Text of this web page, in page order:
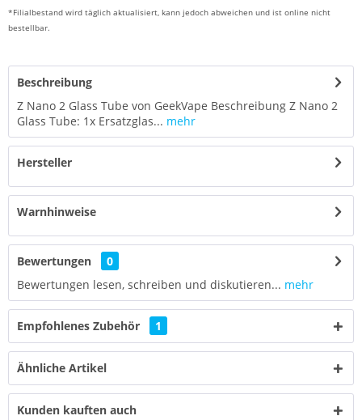
*Filialbestand wird täglich aktualisiert, kann jedoch abweichen und ist online nicht
bestellbar.
Beschreibung
Z Nano 2 Glass Tube von GeekVape Beschreibung Z Nano 2
Glass Tube: 1x Ersatzglas... mehr
Hersteller
Warnhinweise
Bewertungen
0
Bewertungen lesen, schreiben und diskutieren... mehr
Empfohlenes Zubehör 1
Ähnliche Artikel
Kunden kauften auch